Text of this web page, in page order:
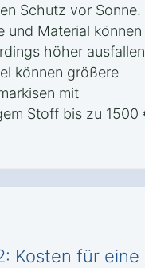
Schutz vor Sonne.
und Material
höher
können größere
mit
Stoff bis zu 1500
Kosten für eine